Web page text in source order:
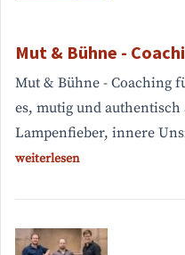
Mut & Bühne -
Mut & Bühne - Coaching
es, mutig und authentisch
Lampenfieber, innere
weiterlesen